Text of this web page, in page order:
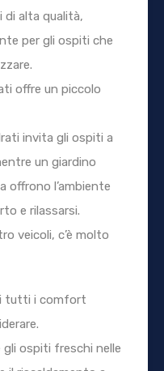
di alta qualità,
per gli ospiti che
offre un piccolo
invita gli ospiti a
un giardino
offrono l’ambiente
e rilassarsi.
veicoli, c’è molto
tutti i comfort
gli ospiti freschi nelle